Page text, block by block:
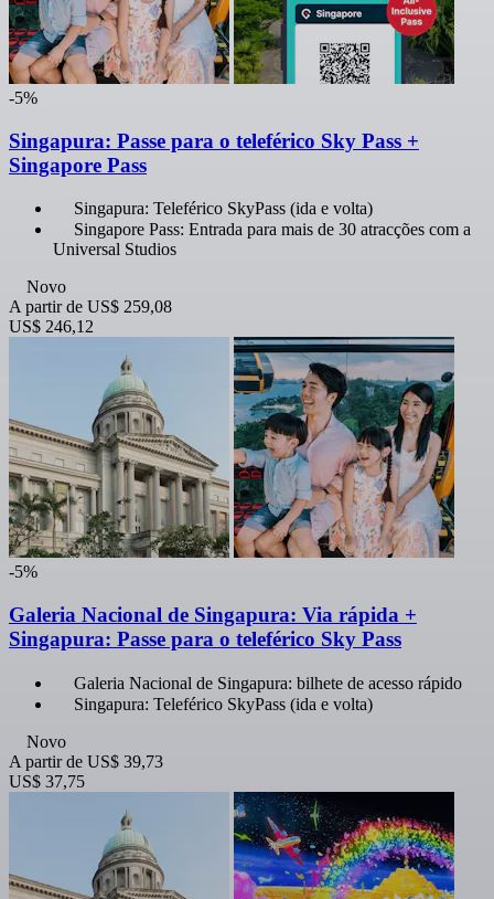
-5%
Singapura: Passe para o teleférico Sky Pass +
Singapore Pass
Singapura: Teleférico SkyPass (ida e volta)
Singapore Pass: Entrada para mais de 30 atracções com a
Universal Studios
Novo
A partir de US$ 259,08
US$ 246,12
-5%
Galeria Nacional de Singapura: Via rápida +
Singapura: Passe para o teleférico Sky Pass
Galeria Nacional de Singapura: bilhete de acesso rápido
Singapura: Teleférico SkyPass (ida e volta)
Novo
A partir de US$ 39,73
US$ 37,75